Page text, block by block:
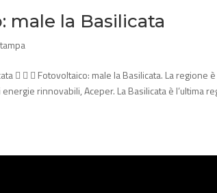
male la Basilicata
   Fotovoltaico: male la Basilicata. La regione
rinnovabili, Aceper. La Basilicata è l’ultima